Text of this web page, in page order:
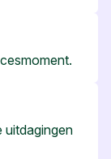
uitdagingen